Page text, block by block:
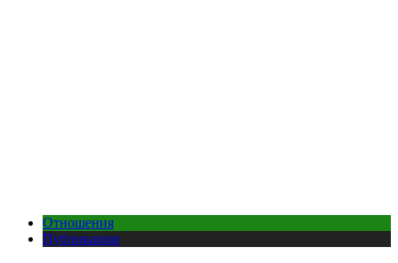
Отношения
Публикации